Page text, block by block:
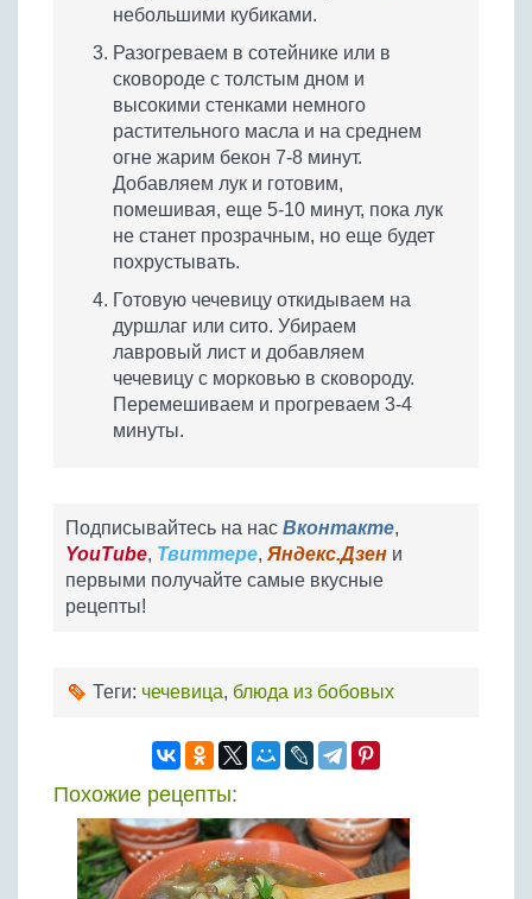
небольшими кубиками.
Разогреваем в сотейнике или в
сковороде с толстым дном и
высокими стенками немного
растительного масла и на среднем
огне жарим бекон 7-8 минут.
Добавляем лук и готовим,
помешивая, еще 5-10 минут, пока лук
не станет прозрачным, но еще будет
похрустывать.
Готовую чечевицу откидываем на
дуршлаг или сито. Убираем
лавровый лист и добавляем
чечевицу с морковью в сковороду.
Перемешиваем и прогреваем 3-4
минуты.
Подписывайтесь на нас Вконтакте,
YouTube, Твиттере, Яндекс.Дзен и
первыми получайте самые вкусные
рецепты!
Теги: чечевица, блюда из бобовых
Похожие рецепты: